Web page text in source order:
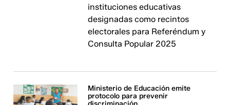
instituciones educativas
designadas como recintos
electorales para Referéndum y
Consulta Popular 2025
Ministerio de Educación emite
protocolo para prevenir